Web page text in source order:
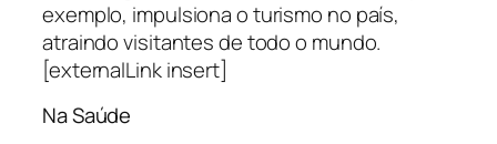
exemplo, impulsiona o turismo no país,
atraindo visitantes de todo o mundo.
[externalLink insert]
Na Saúde